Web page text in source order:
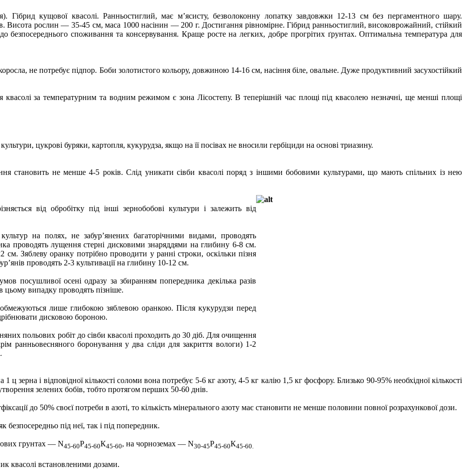
кущової квасолі. Ранньостиглий, має м’ясисту, безволоконну лопатку завдовжки 12-13 см без пергаментного шару.
рослин — 35-45 см, маса 1000 насінин — 200 г. Достигання рівномірне. Гібрид ранньостиглий, високоврожайний, стійкий
безпосереднього споживання та консервування. Краще росте на легких, добре прогрітих ґрунтах. Оптимальна температура для
не потребує підпор. Боби золотистого кольору, довжиною 14-16 см, насіння біле, овальне. Дуже продуктивний засухостійкий
за температурним та водним режимом є зона Лісостепу. В теперішній час площі під квасолею незначні, ще менші площі
цукрові буряки, картопля, кукурудза, якщо на її посівах не вносили гербіциди на основі триазину.
становить не менше 4-5 років. Слід уникати сівби квасолі поряд з іншими бобовими культурами, що мають спільних із нею
від обробітку під інші зернобобові культури і залежить від
на полях, не забур’янених багаторічними видами, проводять
проводять лущення стерні дисковими знаряддями на глибину 6-8 см.
Зяблеву оранку потрібно проводити у ранні строки, оскільки пізня
проводять 2-3 культивації на глибину 10-12 см.
посушливої осені одразу за збиранням попередника декілька разів
випадку проводять пізніше.
лише глибокою зяблевою оранкою. Після кукурудзи перед
дисковою бороною.
польових робіт до сівби квасолі проходить до 30 діб. Для очищення
ранньовесняного боронування у два сліди для закриття вологи) 1-2
зерна і відповідної кількості соломи вона потребує 5-6 кг азоту, 4-5 кг калію 1,5 кг фосфору. Близько 90-95% необхідної кількості
зелених бобів, тобто протягом перших 50-60 днів.
до 50% своєї потреби в азоті, то кількість мінерального азоту має становити не менше половини повної розрахункової дози.
під неї, так і під попередник.
грунтах — N45-60Р45-60К45-60, на чорноземах — N30-45Р45-60К45-60.
квасолі встановленими дозами.